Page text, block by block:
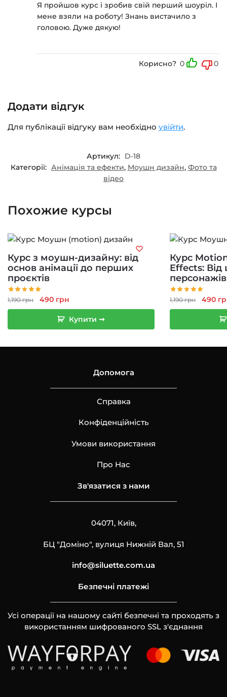
Я пройшов курс і зробив свій перший шоуріл. І
мене взяли на роботу! Знань вистачило з
головою. Дуже дякую!
Корисно? 0 0
Додати відгук
Для публікації відгуку вам необхідно увійти.
Артикул: D-18
Категорії: Анімація та ефекти, Моушн дизайн, Фото та
відео
Похожие курсы
Курс з моушн-дизайну: від
основ анімації до перших
проєктів
1,190грн
Оригінальна
ціна:
1,190 грн.
490 грн
ціна:
490 грн.
Купити ➞
Курс
Effects: Від
персонажів
1,190грн
ціна:
1,190
490
Допомога
Справка
Конфіденційність
Умови використання
Про Нас
Зв'язатися з нами
04071, Київ,
БЦ "Доміно", вулиця Нижній Вал, 51
info@siluette.com.ua
Безпечні платежі
Усі операції на нашому сайті безпечні та проходять з
використанням шифрованого SSL з'єднання